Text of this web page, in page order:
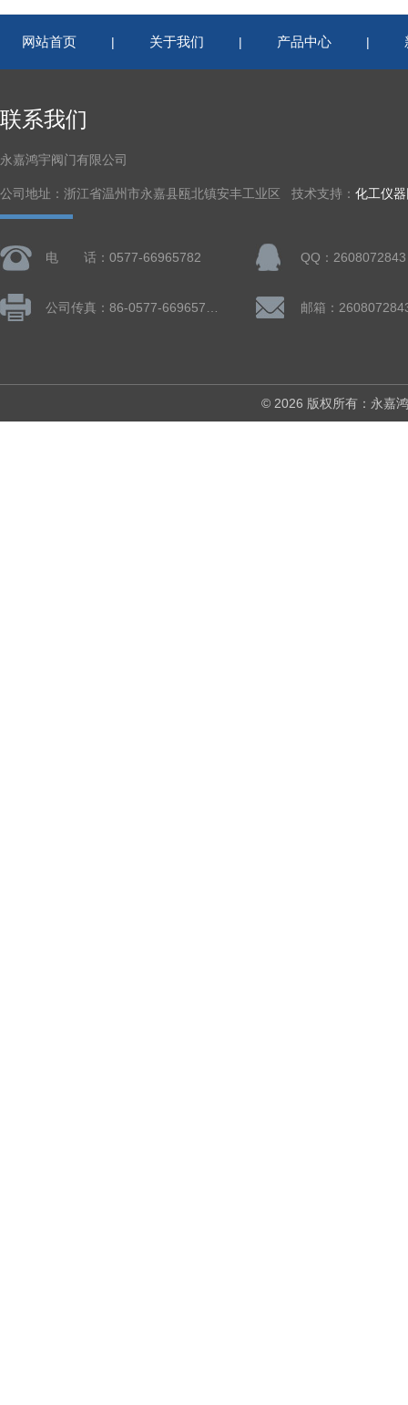
网站首页 | 关于我们 | 产品中心 |
联系我们
永嘉鸿宇阀门有限公司
公司地址：浙江省温州市永嘉县瓯北镇安丰工业区 技术支持： 化工仪
电 话：0577-66965782 QQ：2608072843
邮箱：
© 2026 版权所有：永嘉